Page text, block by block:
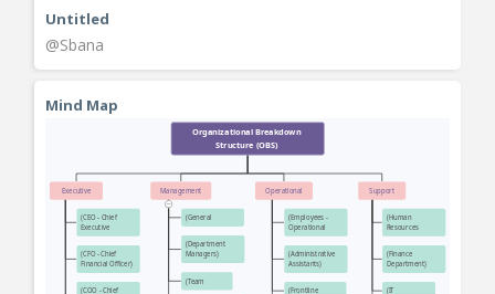
Untitled
@Sbana
Mind Map